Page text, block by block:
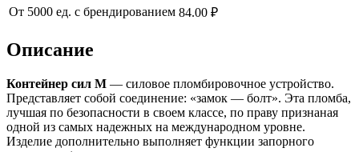
От 5000 ед. с брендированием 84.00 ₽
Описание
Контейнер сил М — силовое пломбировочное устройство.
Представляет собой соединение: «замок — болт». Эта пломба,
лучшая по безопасности в своем классе, по праву признаная
одной из самых надежных на международном уровне.
Изделие дополнительно выполняет функции запорного